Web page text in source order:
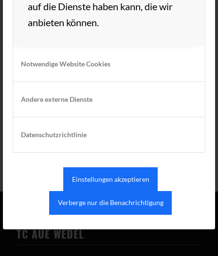
auf die Dienste haben kann, die wir
anbieten können.
Notwendige Website Cookies
Andere externe Dienste
Datenschutzrichtlinie
Einstellungen akzeptieren
Verberge nur die Benachrichtigung
Euer TC Aue Vorstand
TC AUE WEDEL